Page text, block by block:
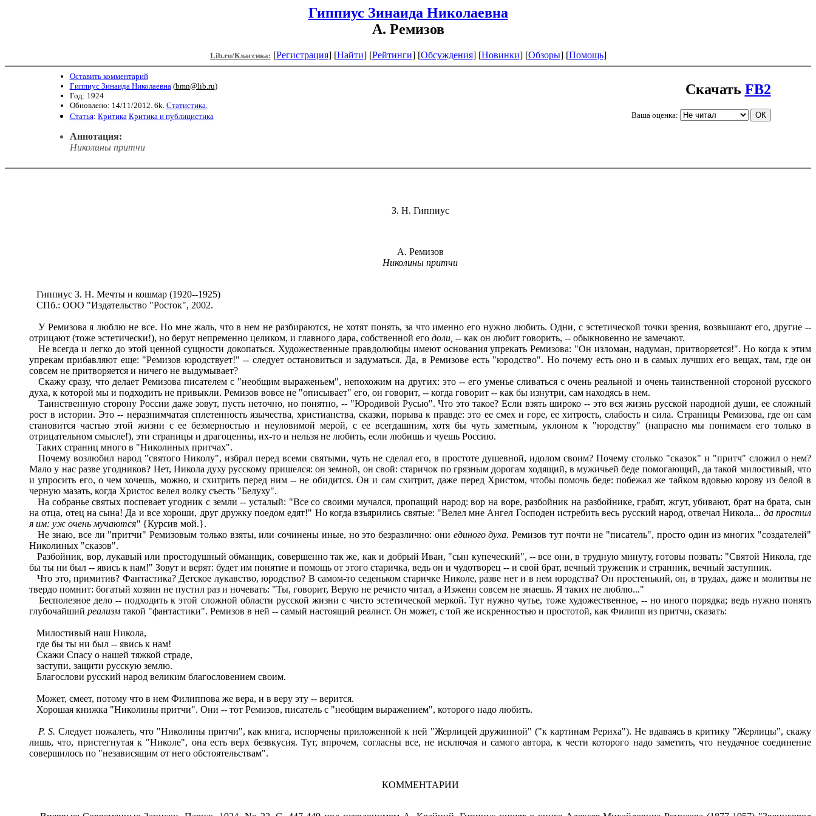
Гиппиус Зинаида Николаевна
А. Ремизов
Lib.ru/Классика: [Регистрация] [Найти] [Рейтинги] [Обсуждения] [Новинки] [Обзоры] [Помощь]
Оставить комментарий
Гиппиус Зинаида Николаевна (bmn@lib.ru)
Год: 1924
Обновлено: 14/11/2012. 6k. Статистика.
Статья: Критика Критика и публицистика
Скачать FB2
Ваша оценка:
Аннотация:
Николины притчи
З. Н. Гиппиус
А. Ремизов
Николины притчи
Гиппиус З. Н. Мечты и кошмар (1920--1925)
СПб.: ООО "Издательство "Росток", 2002.
У Ремизова я люблю не все. Но мне жаль, что в нем не разбираются, не хотят понять, за что именно его нужно любить. Одни, с эстетической точки зрения, возвышают его, другие --
отрицают (тоже эстетически!), но берут непременно целиком, и главного дара, собственной его доли, -- как он любит говорить, -- обыкновенно не замечают.
Не всегда и легко до этой ценной сущности докопаться. Художественные правдолюбцы имеют основания упрекать Ремизова: "Он изломан, надуман, притворяется!". Но когда к этим
упрекам прибавляют еще: "Ремизов юродствует!" -- следует остановиться и задуматься. Да, в Ремизове есть "юродство". Но почему есть оно и в самых лучших его вещах, там, где он
совсем не притворяется и ничего не выдумывает?
Скажу сразу, что делает Ремизова писателем с "необщим выраженьем", непохожим на других: это -- его уменье сливаться с очень реальной и очень таинственной стороной русского
духа, к которой мы и подходить не привыкли. Ремизов вовсе не "описывает" его, он говорит, -- когда говорит -- как бы изнутри, сам находясь в нем.
Таинственную сторону России даже зовут, пусть неточно, но понятно, -- "Юродивой Русью". Что это такое? Если взять широко -- это вся жизнь русской народной души, ее сложный
рост в истории. Это -- неразнимчатая сплетенность язычества, христианства, сказки, порыва к правде: это ее смех и горе, ее хитрость, слабость и сила. Страницы Ремизова, где он сам
становится частью этой жизни с ее безмерностью и неуловимой мерой, с ее всегдашним, хотя бы чуть заметным, уклоном к "юродству" (напрасно мы понимаем его только в
отрицательном смысле!), эти страницы и драгоценны, их-то и нельзя не любить, если любишь и чуешь Россию.
Таких страниц много в "Николиных притчах".
Почему возлюбил народ "святого Николу", избрал перед всеми святыми, чуть не сделал его, в простоте душевной, идолом своим? Почему столько "сказок" и "притч" сложил о нем?
Мало у нас разве угодников? Нет, Никола духу русскому пришелся: он земной, он свой: старичок по грязным дорогам ходящий, в мужичьей беде помогающий, да такой милостивый, что
и упросить его, о чем хочешь, можно, и схитрить перед ним -- не обидится. Он и сам схитрит, даже перед Христом, чтобы помочь беде: побежал же тайком вдовью корову из белой в
черную мазать, когда Христос велел волку съесть "Белуху".
На собранье святых поспевает угодник с земли -- усталый: "Все со своими мучался, пропащий народ: вор на воре, разбойник на разбойнике, грабят, жгут, убивают, брат на брата, сын
на отца, отец на сына! Да и все хороши, друг дружку поедом едят!" Но когда взъярились святые: "Велел мне Ангел Господен истребить весь русский народ, отвечал Никола... да простил
я им: уж очень мучаются" {Курсив мой.}.
Не знаю, все ли "притчи" Ремизовым только взяты, или сочинены иные, но это безразлично: они единого духа.Ремизов тут почти не "писатель", просто один из многих "создателей"
Николиных "сказов".
Разбойник, вор, лукавый или простодушный обманщик, совершенно так же, как и добрый Иван, "сын купеческий", -- все они, в трудную минуту, готовы позвать: "Святой Никола, где
бы ты ни был -- явись к нам!" Зовут и верят: будет им понятие и помощь от этого старичка, ведь он и чудотворец -- и свой брат, вечный труженик и странник, вечный заступник.
Что это, примитив? Фантастика? Детское лукавство, юродство? В самом-то седеньком старичке Николе, разве нет и в нем юродства? Он простенький, он, в трудах, даже и молитвы не
твердо помнит: богатый хозяин не пустил раз и ночевать: "Ты, говорит, Верую не речисто читал, а Изжени совсем не знаешь. Я таких не люблю..."
Бесполезное дело -- подходить к этой сложной области русской жизни с чисто эстетической меркой. Тут нужно чутье, тоже художественное, -- но иного порядка; ведь нужно понять
глубочайший реализм такой "фантастики". Ремизов в ней -- самый настоящий реалист. Он может, с той же искренностью и простотой, как Филипп из притчи, сказать:
Милостивый наш Никола,
где бы ты ни был -- явись к нам!
Скажи Спасу о нашей тяжкой страде,
заступи, защити русскую землю.
Благослови русский народ великим благословением своим.
Может, смеет, потому что в нем Филиппова же вера, и в веру эту -- верится.
Хорошая книжка "Николины притчи". Они -- тот Ремизов, писатель с "необщим выражением", которого надо любить.
P. S.Следует пожалеть, что "Николины притчи", как книга, испорчены приложенной к ней "Жерлицей дружинной" ("к картинам Рериха"). Не вдаваясь в критику "Жерлицы", скажу
лишь, что, пристегнутая к "Николе", она есть верх безвкусия. Тут, впрочем, согласны все, не исключая и самого автора, к чести которого надо заметить, что неудачное соединение
совершилось по "независящим от него обстоятельствам".
КОММЕНТАРИИ